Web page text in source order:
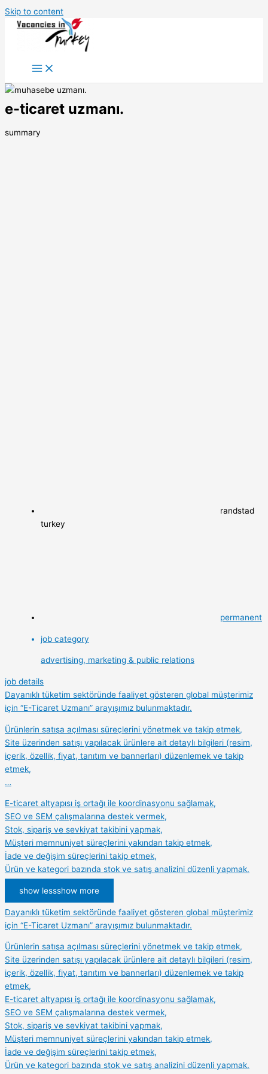
Skip to content
e-ticaret uzmanı.
summary
randstad
turkey
permanent
job category
advertising, marketing & public relations
job details
Dayanıklı tüketim sektöründe faaliyet gösteren global müşterimiz
için “E-Ticaret Uzmanı” arayışımız bulunmaktadır.
Ürünlerin satışa açılması süreçlerini yönetmek ve takip etmek,
Site üzerinden satışı yapılacak ürünlere ait detaylı bilgileri (resim,
içerik, özellik, fiyat, tanıtım ve bannerları) düzenlemek ve takip
etmek,
…
E-ticaret altyapısı iş ortağı ile koordinasyonu sağlamak,
SEO ve SEM çalışmalarına destek vermek,
Stok, sipariş ve sevkiyat takibini yapmak,
Müşteri memnuniyet süreçlerini yakından takip etmek,
İade ve değişim süreçlerini takip etmek,
Ürün ve kategori bazında stok ve satış analizini düzenli yapmak.
show lessshow more
Dayanıklı tüketim sektöründe faaliyet gösteren global müşterimiz
için “E-Ticaret Uzmanı” arayışımız bulunmaktadır.
Ürünlerin satışa açılması süreçlerini yönetmek ve takip etmek,
Site üzerinden satışı yapılacak ürünlere ait detaylı bilgileri (resim,
içerik, özellik, fiyat, tanıtım ve bannerları) düzenlemek ve takip
etmek,
E-ticaret altyapısı iş ortağı ile koordinasyonu sağlamak,
SEO ve SEM çalışmalarına destek vermek,
Stok, sipariş ve sevkiyat takibini yapmak,
Müşteri memnuniyet süreçlerini yakından takip etmek,
İade ve değişim süreçlerini takip etmek,
Ürün ve kategori bazında stok ve satış analizini düzenli yapmak.